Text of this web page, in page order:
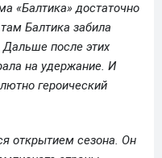
«Балтика» достаточно
Балтика забила
после этих
на удержание. И
героический
открытием сезона. Он